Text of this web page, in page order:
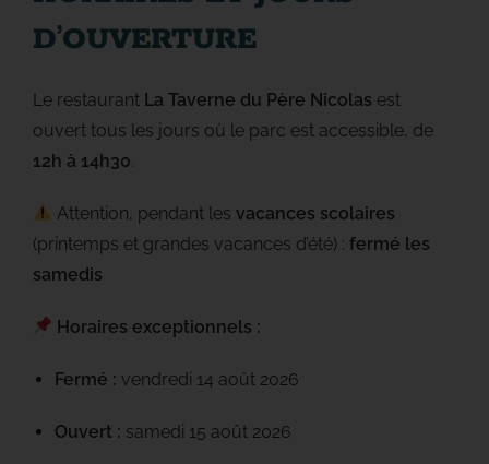
D’OUVERTURE
Le restaurant La Taverne du Père Nicolas est
ouvert tous les jours où le parc est accessible, de
12h à 14h30
Attention, pendant lesvacances scolaires
(printemps et grandes vacances d’été) : fermé les
samedis
Horaires exceptionnels :
Fermé : vendredi 14 août 2026
Ouvert : samedi 15 août 2026